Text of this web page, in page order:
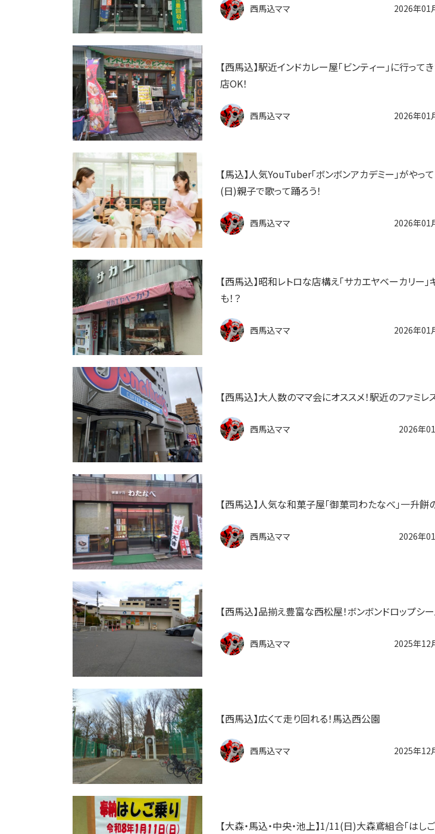
西馬込ママ 2026年01
【西馬込】駅近インドカレー屋「ビンティー」に行って
店OK！
西馬込ママ 2026年01
【馬込】人気YouTuber「ボンボンアカデミー」がやっ
(日)親子で歌って踊ろう！
西馬込ママ 2026年01
【西馬込】昭和レトロな店構え「サカエヤベーカリー」
も！？
西馬込ママ 2026年01
【西馬込】大人数のママ会にオススメ！駅近のファミレ
西馬込ママ 2026年
【西馬込】人気な和菓子屋「御菓司わたなべ」一升餅
西馬込ママ 2026年
【西馬込】品揃え豊富な西松屋！ボンボンドロップシー
西馬込ママ 2025年12
【西馬込】広くて走り回れる！馬込西公園
西馬込ママ 2025年12
【大森・馬込・中央・池上】1/11(日)大森鳶組合「はしご